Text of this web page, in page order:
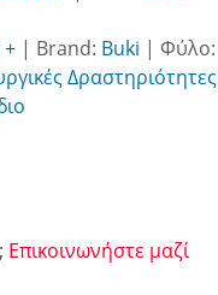
| Brand: Buki | Φύλο:
Δραστηριότητες
Επικοινωνήστε μαζί